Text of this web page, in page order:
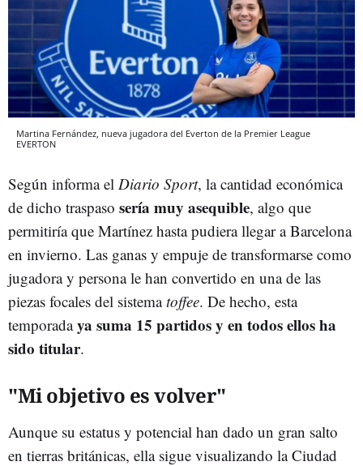
Martina Fernández, nueva jugadora del Everton de la Premier League
EVERTON
Según informa el Diario Sport, la cantidad económica
de dicho traspaso sería muy asequible, algo que
permitiría que Martínez hasta pudiera llegar a Barcelona
en invierno. Las ganas y empuje de transformarse como
jugadora y persona le han convertido en una de las
piezas focales del sistematoffee. De hecho, esta
temporadaya suma 15 partidos y en todos ellos ha
sido titular.
"Mi objetivo es volver"
Aunque su estatus y potencial han dado un gran salto
en tierras británicas, ella sigue visualizando la Ciudad